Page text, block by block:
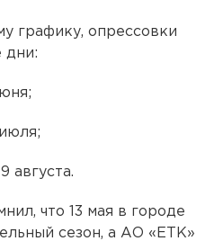
графику, опрессовки
дни:
августа.
что 13 мая в городе
сезон, а АО «ЕТК»